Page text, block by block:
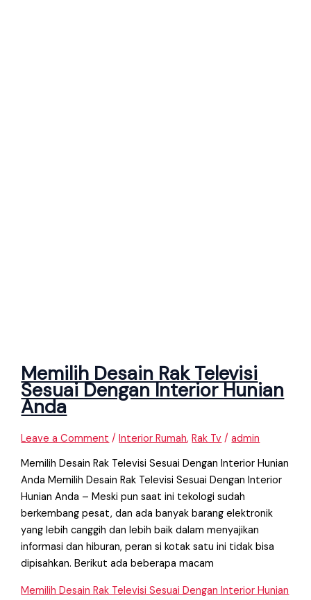
Memilih Desain Rak Televisi
Sesuai Dengan Interior Hunian
Anda
Leave a Comment /Interior Rumah,Rak Tv /admin
Memilih Desain Rak Televisi Sesuai Dengan Interior Hunian
Anda Memilih Desain Rak Televisi Sesuai Dengan Interior
Hunian Anda – Meski pun saat ini tekologi sudah
berkembang pesat, dan ada banyak barang elektronik
yang lebih canggih dan lebih baik dalam menyajikan
informasi dan hiburan, peran si kotak satu ini tidak bisa
dipisahkan. Berikut ada beberapa macam
Memilih Desain Rak Televisi Sesuai Dengan Interior Hunian